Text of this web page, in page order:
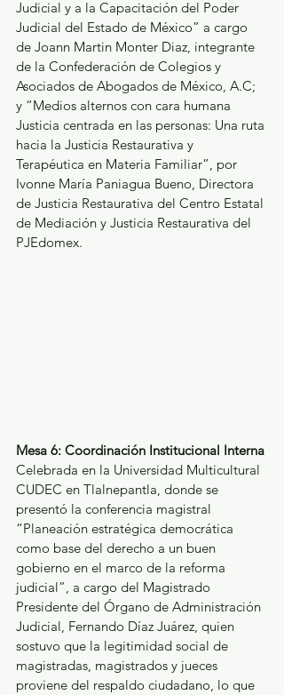
Judicial y a la Capacitación del Poder
Judicial del Estado de México” a cargo
de Joann Martin Monter Diaz, integrante
de la Confederación de Colegios y
Asociados de Abogados de México, A.C;
y “Medios alternos con cara humana
Justicia centrada en las personas: Una ruta
hacia la Justicia Restaurativa y
Terapéutica en Materia Familiar”, por
Ivonne María Paniagua Bueno, Directora
de Justicia Restaurativa del Centro Estatal
de Mediación y Justicia Restaurativa del
PJEdomex.
Mesa 6: Coordinación Institucional Interna
Celebrada en la Universidad Multicultural
CUDEC en Tlalnepantla, donde se
presentó la conferencia magistral
“Planeación estratégica democrática
como base del derecho a un buen
gobierno en el marco de la reforma
judicial”, a cargo del Magistrado
Presidente del Órgano de Administración
Judicial, Fernando Díaz Juárez, quien
sostuvo que la legitimidad social de
magistradas, magistrados y jueces
proviene del respaldo ciudadano, lo que